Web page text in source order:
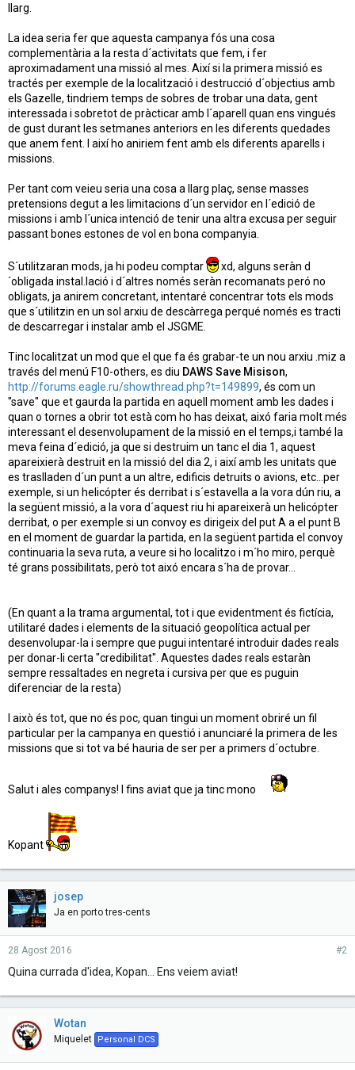
llarg.
La idea seria fer que aquesta campanya fós una cosa
complementària a la resta d´activitats que fem, i fer
aproximadament una missió al mes. Així si la primera missió es
tractés per exemple de la localització i destrucció d´objectius amb
els Gazelle, tindriem temps de sobres de trobar una data, gent
interessada i sobretot de pràcticar amb l´aparell quan ens vingués
de gust durant les setmanes anteriors en les diferents quedades
que anem fent. I així ho aniriem fent amb els diferents aparells i
missions.
Per tant com veieu seria una cosa a llarg plaç, sense masses
pretensions degut a les limitacions d´un servidor en l´edició de
missions i amb l´unica intenció de tenir una altra excusa per seguir
passant bones estones de vol en bona companyia.
S´utilitzaran mods, ja hi podeu comptar
xd, alguns seràn d
´obligada instal.lació i d´altres només seràn recomanats peró no
obligats, ja anirem concretant, intentaré concentrar tots els mods
que s´utilitzin en un sol arxiu de descàrrega perqué només es tracti
de descarregar i instalar amb el JSGME.
Tinc localitzat un mod que el que fa és grabar-te un nou arxiu .miz a
través del menú F10-others, es diu DAWS Save Misison,
http://forums.eagle.ru/showthread.php?t=149899, és com un
"save" que et gaurda la partida en aquell moment amb les dades i
quan o tornes a obrir tot està com ho has deixat, aixó faria molt més
interessant el desenvolupament de la missió en el temps,i també la
meva feina d´edició, ja que si destruim un tanc el dia 1, aquest
apareixierà destruit en la missió del dia 2, i així amb les unitats que
es traslladen d´un punt a un altre, edificis detruits o avions, etc...per
exemple, si un helicópter és derribat i s´estavella a la vora dún riu, a
la següent missió, a la vora d´aquest riu hi apareixerà un helicópter
derribat, o per exemple si un convoy es dirigeix del put A a el punt B
en el moment de guardar la partida, en la següent partida el convoy
continuaria la seva ruta, a veure si ho localitzo i m´ho miro, perquè
té grans possibilitats, però tot aixó encara s´ha de provar...
(En quant a la trama argumental, tot i que evidentment és fictícia,
utilitaré dades i elements de la situació geopolítica actual per
desenvolupar-la i sempre que pugui intentaré introduir dades reals
per donar-li certa "credibilitat". Aquestes dades reals estaràn
sempre ressaltades en negreta i cursiva per que es puguin
diferenciar de la resta)
I això és tot, que no és poc, quan tingui un moment obriré un fil
particular per la campanya en questió i anunciaré la primera de les
missions que si tot va bé hauria de ser per a primers d´octubre.
Salut i ales companys! I fins aviat que ja tinc mono
Kopant
josep
Ja en porto tres-cents
28 Agost 2016 #2
Quina currada d'idea, Kopan... Ens veiem aviat!
Wotan
Miquelet Personal DCS